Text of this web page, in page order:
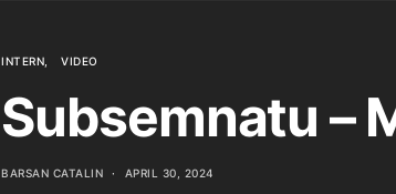
INTERN VIDEO
Subsemnatu –
BARSAN CATALIN APRIL 30, 2024